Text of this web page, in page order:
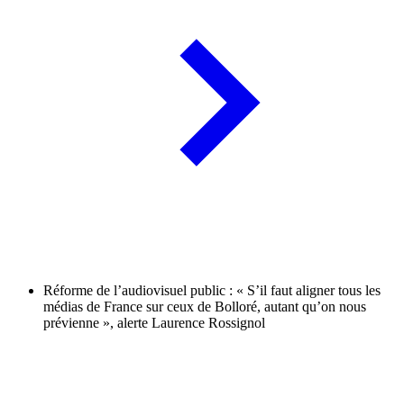
Réforme de l’audiovisuel public : « S’il faut aligner tous les
médias de France sur ceux de Bolloré, autant qu’on nous
prévienne », alerte Laurence Rossignol